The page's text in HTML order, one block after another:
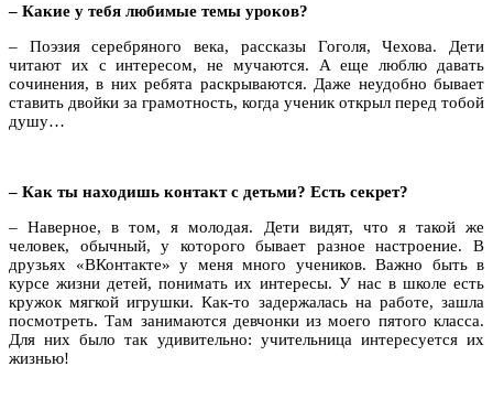
– Какие у тебя любимые темы уроков?
– Поэзия серебряного века, рассказы Гоголя, Чехова. Дети
читают их с интересом, не мучаются. А еще люблю давать
сочинения, в них ребята раскрываются. Даже неудобно бывает
ставить двойки за грамотность, когда ученик открыл перед тобой
душу…
– Как ты находишь контакт с детьми? Есть секрет?
– Наверное, в том, я молодая. Дети видят, что я такой же
человек, обычный, у которого бывает разное настроение. В
друзьях «ВКонтакте» у меня много учеников. Важно быть в
курсе жизни детей, понимать их интересы. У нас в школе есть
кружок мягкой игрушки. Как-то задержалась на работе, зашла
посмотреть. Там занимаются девчонки из моего пятого класса.
Для них было так удивительно: учительница интересуется их
жизнью!